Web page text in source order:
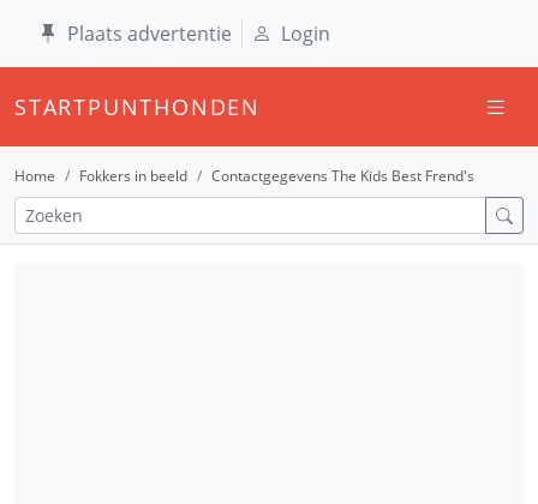
Plaats advertentie Login
STARTPUNTHONDEN
Home Fokkers in beeld Contactgegevens The Kids Best Frend's